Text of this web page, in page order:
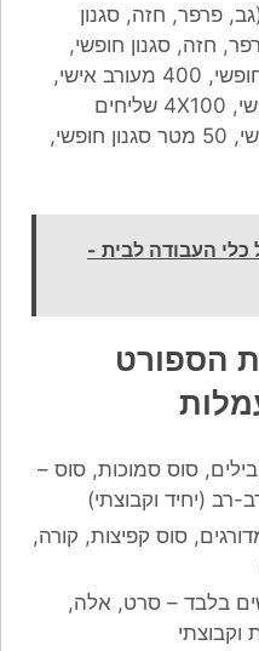
– 100 מטר (גב, פרפר, חזה, סגנון
(גב, פרפר, חזה, סגנון חופשי,
מעורב אישי), 400 סגנון חופשי, 400 מעורב אישי,
4X100 שליחים סגנון חופשי, 4X100 שליחים
מעורב, 4X200 סגנון חופשי, 50 מטר סגנון חופשי,
כלי העבודה לבית -
הספורט
סוס סמוכות, סוס –
רב (יחיד וקבוצתי)
סוס קפיצות, קורה,
בלבד – סרט, אלה,
וקבוצתי